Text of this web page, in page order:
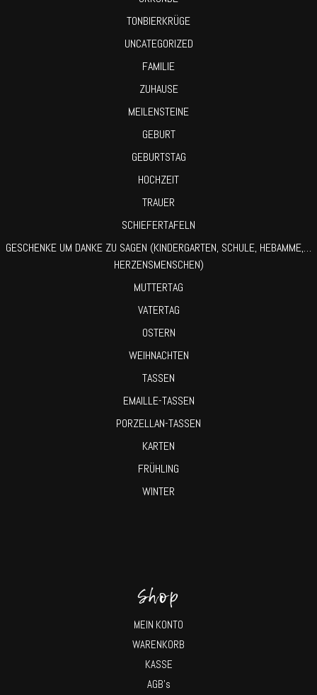
TONBIERKRÜGE
UNCATEGORIZED
FAMILIE
ZUHAUSE
MEILENSTEINE
GEBURT
GEBURTSTAG
HOCHZEIT
TRAUER
SCHIEFERTAFELN
GESCHENKE UM DANKE ZU SAGEN (KINDERGARTEN, SCHULE, HEBAMME,…
HERZENSMENSCHEN)
MUTTERTAG
VATERTAG
OSTERN
WEIHNACHTEN
TASSEN
EMAILLE-TASSEN
PORZELLAN-TASSEN
KARTEN
FRÜHLING
WINTER
Shop
MEIN KONTO
WARENKORB
KASSE
AGB’s